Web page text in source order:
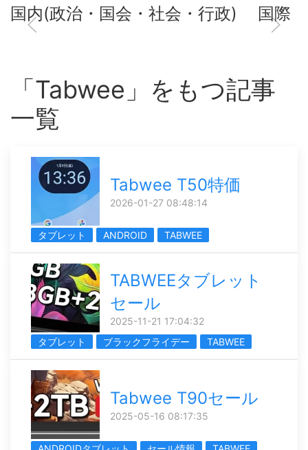
国内(政治・国会・社会・行政) 国際
「Tabwee」をもつ記事
一覧
Tabwee T50特価
2026-01-27 08:48:14
タブレット ANDROID TABWEE
TABWEEタブレット
セール
2025-11-21 17:04:32
タブレット
ブラックフライデー TABWEE
Tabwee T90セール
2025-05-16 08:17:35